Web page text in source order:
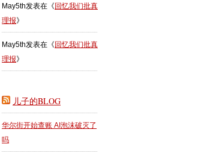
May5th发表在《 回忆我们批真
理报》
May5th发表在《 回忆我们批真
理报》
儿子的BLOG
华尔街开始查账 AI泡沫破灭了
吗